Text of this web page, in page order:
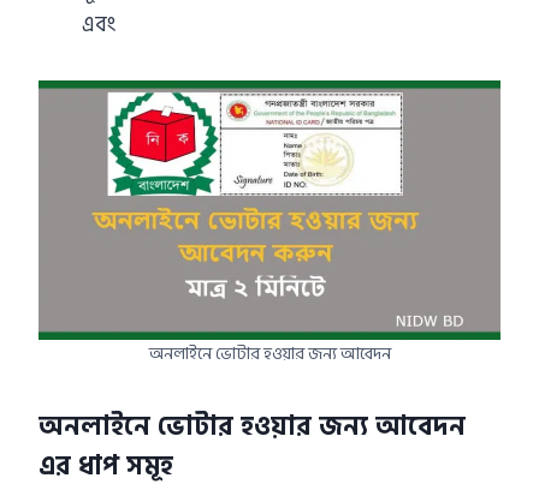
এবং
অনলাইনে ভোটার হওয়ার জন্য আবেদন
অনলাইনে ভোটার হওয়ার জন্য আবেদন
এর ধাপ সমূহ